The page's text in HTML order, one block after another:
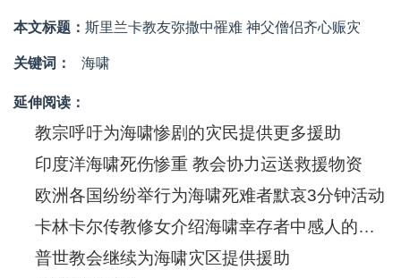
本文标题： 斯里兰卡教友弥撒中罹难 神父僧侣齐心赈灾
关键词： 海啸
延伸阅读：
教宗呼吁为海啸惨剧的灾民提供更多援助
印度洋海啸死伤惨重 教会协力运送救援物资
欧洲各国纷纷举行为海啸死难者默哀3分钟活动
卡林卡尔传教修女介绍海啸幸存者中感人的团结互助之举
普世教会继续为海啸灾区提供援助